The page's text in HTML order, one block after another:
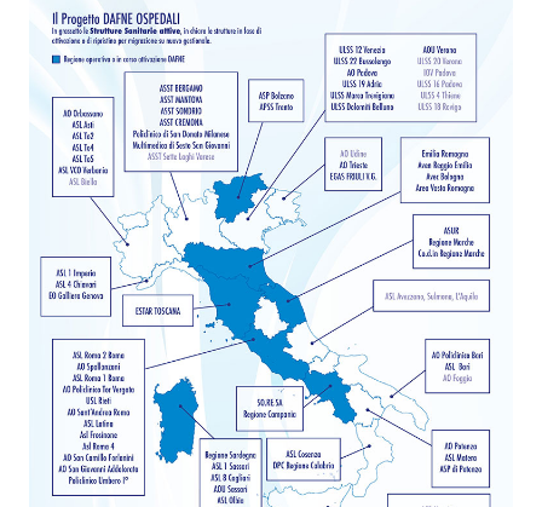
Community
Calendario
Contatti
nostre
iniziative